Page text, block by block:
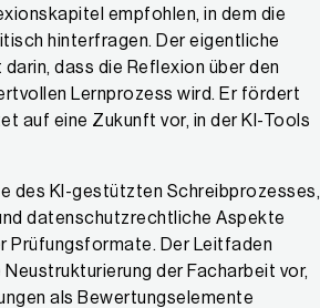
empfohlen, in dem die
hinterfragen. Der eigentliche
dass die Reflexion über den
Lernprozess wird. Er fördert
auf eine Zukunft vor, in der KI-Tools
des KI-gestützten Schreibprozesses,
datenschutzrechtliche Aspekte
Prüfungsformate. Der Leitfaden
der Facharbeit vor,
als Bewertungselemente